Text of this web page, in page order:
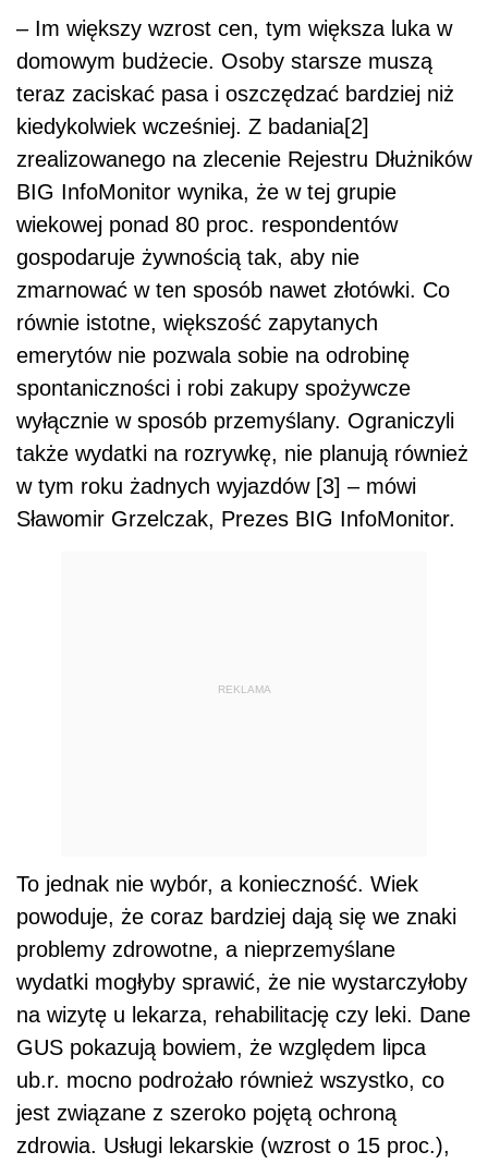
– Im większy wzrost cen, tym większa luka w
domowym budżecie. Osoby starsze muszą
teraz zaciskać pasa i oszczędzać bardziej niż
kiedykolwiek wcześniej. Z badania[2]
zrealizowanego na zlecenie Rejestru Dłużników
BIG InfoMonitor wynika, że w tej grupie
wiekowej ponad 80 proc. respondentów
gospodaruje żywnością tak, aby nie
zmarnować w ten sposób nawet złotówki. Co
równie istotne, większość zapytanych
emerytów nie pozwala sobie na odrobinę
spontaniczności i robi zakupy spożywcze
wyłącznie w sposób przemyślany. Ograniczyli
także wydatki na rozrywkę, nie planują również
w tym roku żadnych wyjazdów [3] – mówi
Sławomir Grzelczak, Prezes BIG InfoMonitor.
REKLAMA
To jednak nie wybór, a konieczność. Wiek
powoduje, że coraz bardziej dają się we znaki
problemy zdrowotne, a nieprzemyślane
wydatki mogłyby sprawić, że nie wystarczyłoby
na wizytę u lekarza, rehabilitację czy leki. Dane
GUS pokazują bowiem, że względem lipca
ub.r. mocno podrożało również wszystko, co
jest związane z szeroko pojętą ochroną
zdrowia. Usługi lekarskie (wzrost o 15 proc.),